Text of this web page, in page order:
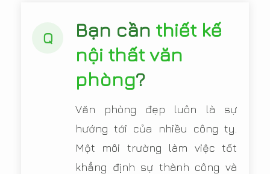
Q Bạn cần thiết kế
nội thất văn
phòng?
Văn phòng đẹp luôn là sự
hướng tới của nhiều công ty.
Một môi trường làm việc tốt
khẳng định sự thành công và